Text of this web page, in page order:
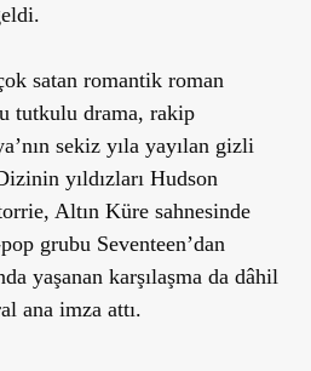
satan romantik roman
tutkulu drama, rakip
sekiz yıla yayılan gizli
yıldızları Hudson
Altın Küre sahnesinde
grubu Seventeen’dan
yaşanan karşılaşma da dâhil
ana imza attı.